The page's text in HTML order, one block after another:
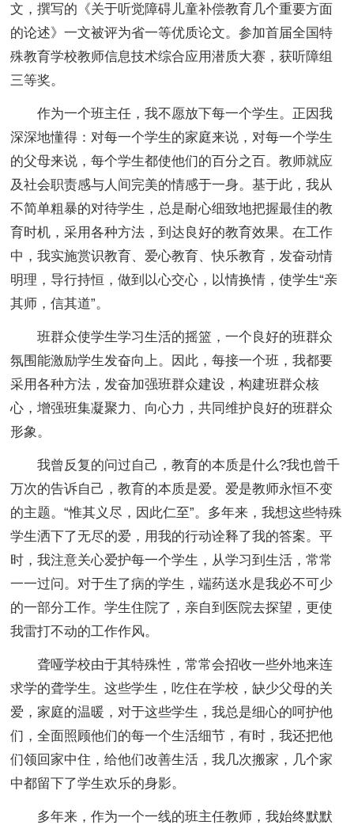
文，撰写的《关于听觉障碍儿童补偿教育几个重要方面
的论述》一文被评为省一等优质论文。参加首届全国特
殊教育学校教师信息技术综合应用潜质大赛，获听障组
三等奖。
作为一个班主任，我不愿放下每一个学生。正因我
深深地懂得：对每一个学生的家庭来说，对每一个学生
的父母来说，每个学生都使他们的百分之百。教师就应
及社会职责感与人间完美的情感于一身。基于此，我从
不简单粗暴的对待学生，总是耐心细致地把握最佳的教
育时机，采用各种方法，到达良好的教育效果。在工作
中，我实施赏识教育、爱心教育、快乐教育，发奋动情
明理，导行持恒，做到以心交心，以情换情，使学生“亲
其师，信其道”。
班群众使学生学习生活的摇篮，一个良好的班群众
氛围能激励学生发奋向上。因此，每接一个班，我都要
采用各种方法，发奋加强班群众建设，构建班群众核
心，增强班集凝聚力、向心力，共同维护良好的班群众
形象。
我曾反复的问过自己，教育的本质是什么?我也曾千
万次的告诉自己，教育的本质是爱。爱是教师永恒不变
的主题。“惟其义尽，因此仁至”。多年来，我想这些特殊
学生洒下了无尽的爱，用我的行动诠释了我的答案。平
时，我注意关心爱护每一个学生，从学习到生活，常常
一一过问。对于生了病的学生，端药送水是我必不可少
的一部分工作。学生住院了，亲自到医院去探望，更使
我雷打不动的工作作风。
聋哑学校由于其特殊性，常常会招收一些外地来连
求学的聋学生。这些学生，吃住在学校，缺少父母的关
爱，家庭的温暖，对于这些学生，我总是细心的呵护他
们，全面照顾他们的每一个生活细节，有时，我还把他
们领回家中住，给他们改善生活，我几次搬家，几个家
中都留下了学生欢乐的身影。
多年来，作为一个一线的班主任教师，我始终默默